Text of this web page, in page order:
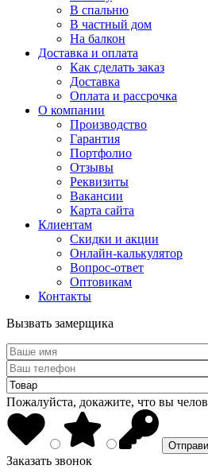
В спальню
В частный дом
На балкон
Доставка и оплата
Как сделать заказ
Доставка
Оплата и рассрочка
О компании
Производство
Гарантия
Портфолио
Отзывы
Реквизиты
Вакансии
Карта сайта
Клиентам
Скидки и акции
Онлайн-калькулятор
Вопрос-ответ
Оптовикам
Контакты
Вызвать замерщика
Пожалуйста, докажите, что вы
Заказать звонок